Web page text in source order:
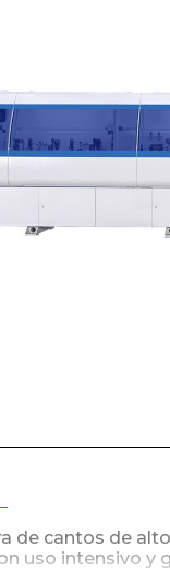
de cantos de
uso intensivo y